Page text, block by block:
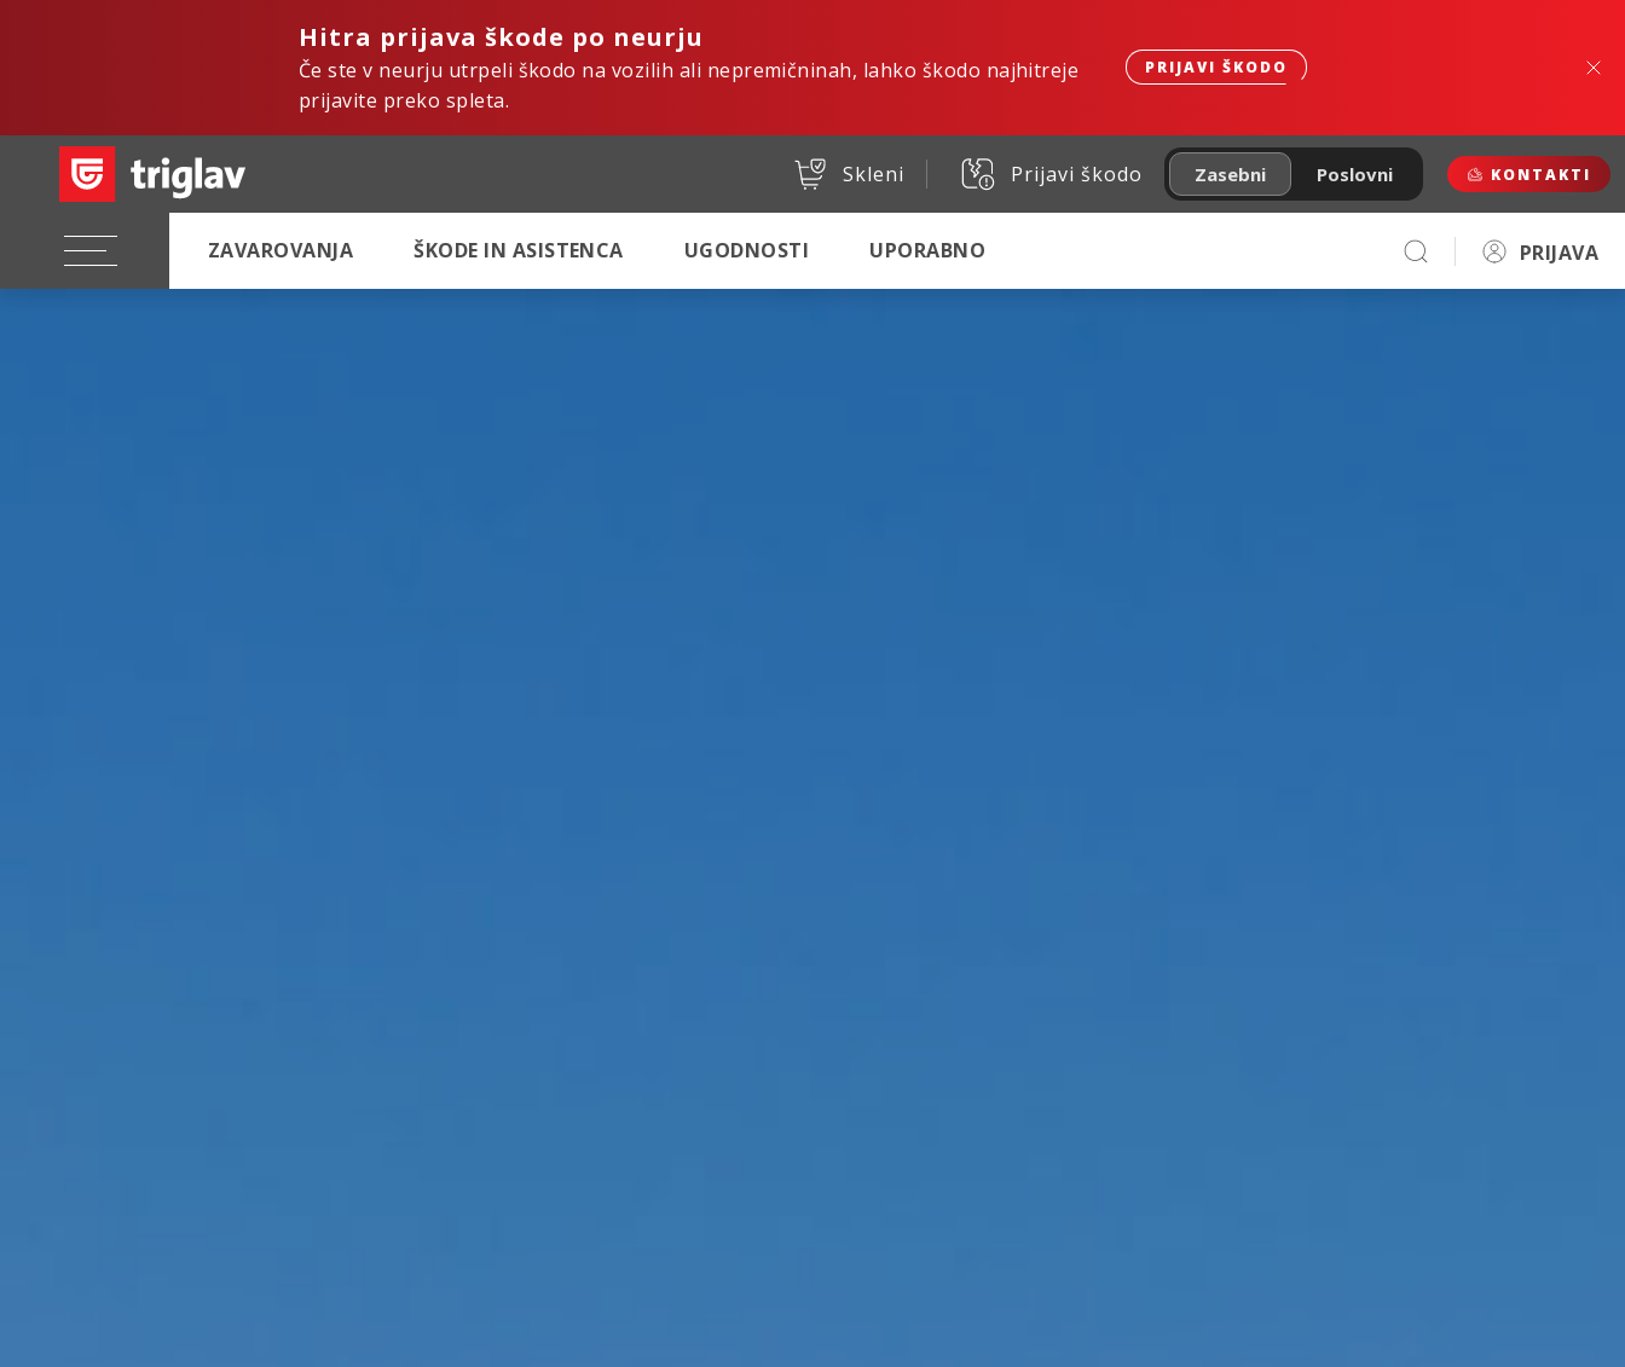
Hitra prijava škode po neurju
Če ste v neurju utrpeli škodo na vozilih ali nepremičninah, lahko škodo najhitreje
prijavite preko spleta.
PRIJAVI ŠKODO
Skleni Prijavi škodo Zasebni Poslovni KONTAKTI
ZAVAROVANJA ŠKODE IN ASISTENCA UGODNOSTI UPORABNO PRIJAVA